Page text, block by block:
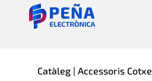
Catàleg| Accessoris Cotxe